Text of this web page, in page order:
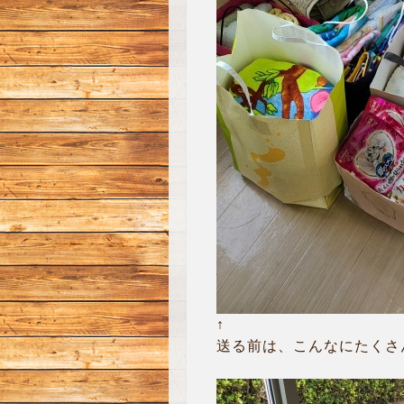
↑
送る前は、こんなにたくさ